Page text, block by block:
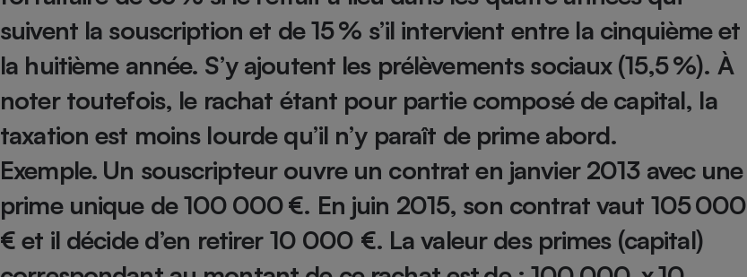
suivent la souscription et de 15 % s’il intervient entre la cinquième et
la huitième année. S’y ajoutent les prélèvements sociaux (15,5 %). À
noter toutefois, le rachat étant pour partie composé de capital, la
taxation est moins lourde qu’il n’y paraît de prime abord.
Exemple. Un souscripteur ouvre un contrat en janvier 2013 avec une
prime unique de 100 000 €. En juin 2015, son contrat vaut 105 000
€ et il décide d’en retirer 10 000 €. La valeur des primes (capital)
Complément
alimentaire
Foie gras
Champagne - Comment choisir une
bouteille de champagne
Assurance emprunteur Assurance vie
Gros électroménager
Petit électroménager - Ustensile
Internet
Téléphonie
Mutuelle Aide auditive